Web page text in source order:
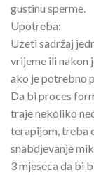
gustinu sperme.
Upotreba:
Uzeti sadržaj
vrijeme ili nakon
ako je potrebno
Da bi proces
traje nekoliko
terapijom, treba
snabdjevanje
3 mjeseca da bi